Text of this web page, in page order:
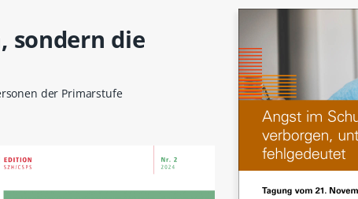
sondern die
der Primarstufe